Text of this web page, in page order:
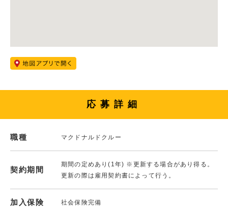
応募詳細
職種 マクドナルドクルー
契約期間
期間の定めあり(1年) ※更新する場合があり得る。
更新の際は雇用契約書によって行う。
加入保険 社会保険完備